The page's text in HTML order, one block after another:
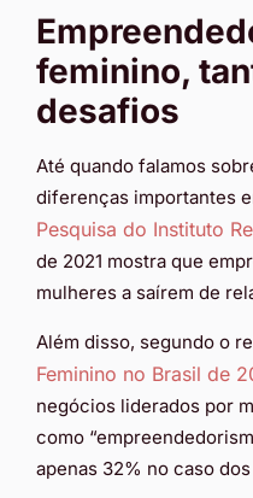
feminino,
desafios
Até quando falamos
diferenças importantes
Pesquisa do Instituto
de 2021 mostra que
mulheres a saírem de
Além disso, segundo o
Feminino no Brasil de
negócios liderados por
como
apenas 32% no caso